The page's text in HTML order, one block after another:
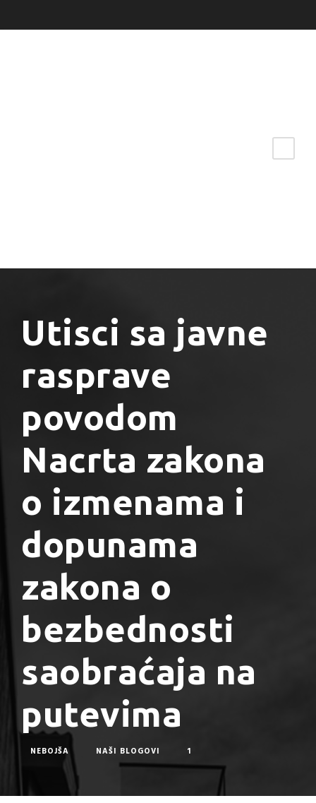
Utisci sa javne
rasprave
povodom
Nacrta zakona
o izmenama i
dopunama
zakona o
bezbednosti
saobraćaja na
putevima
NEBOJŠA NAŠI BLOGOVI 1